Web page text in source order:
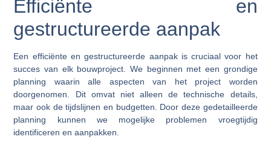
Efficiënte en
gestructureerde aanpak
Een efficiënte en gestructureerde aanpak is cruciaal voor het
succes van elk bouwproject. We beginnen met een grondige
planning waarin alle aspecten van het project worden
doorgenomen. Dit omvat niet alleen de technische details,
maar ook de tijdslijnen en budgetten. Door deze gedetailleerde
planning kunnen we mogelijke problemen vroegtijdig
identificeren en aanpakken.